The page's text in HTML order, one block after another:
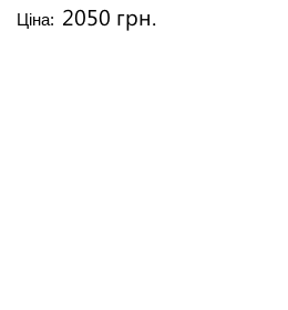
Ціна: 2050 грн.